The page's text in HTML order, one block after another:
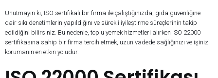
Unutmayın ki, ISO sertifikalı bir firma ile çalıştığınızda, gıda güvenliğine
dair sıkı denetimlerin yapıldığını ve sürekli iyileştirme süreçlerinin takip
edildiğini bilirsiniz. Bu nedenle, toplu yemek hizmetleri alırken ISO 22000
sertifikasına sahip bir firma tercih etmek, uzun vadede sağlığınızı ve işinizi
korumanın en etkin yoludur.